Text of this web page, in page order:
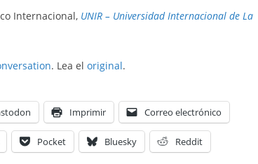
Internacional, UNIR – Universidad Internacional de La
. Lea el original.
Imprimir Correo electrónico
Pocket Bluesky Reddit